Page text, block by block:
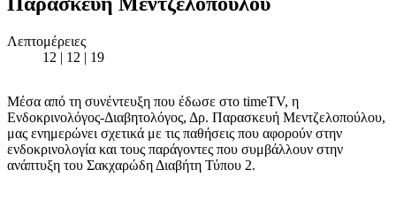
Λεπτομέρειες
12 | 12 | 19
Μέσα από τη συνέντευξη που έδωσε στο timeTV, η
Ενδοκρινολόγος-Διαβητολόγος, Δρ. Παρασκευή Μεντζελοπούλου,
μας ενημερώνει σχετικά με τις παθήσεις που αφορούν στην
ενδοκρινολογία και τους παράγοντες που συμβάλλουν στην
ανάπτυξη του Σακχαρώδη Διαβήτη Τύπου 2.